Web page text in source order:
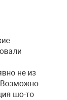
не из
Возможно
шо-то